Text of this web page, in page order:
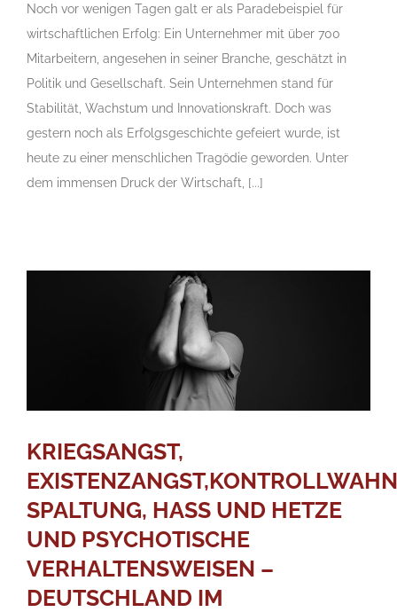
Noch vor wenigen Tagen galt er als Paradebeispiel für
wirtschaftlichen Erfolg: Ein Unternehmer mit über 700
Mitarbeitern, angesehen in seiner Branche, geschätzt in
Politik und Gesellschaft. Sein Unternehmen stand für
Stabilität, Wachstum und Innovationskraft. Doch was
gestern noch als Erfolgsgeschichte gefeiert wurde, ist
heute zu einer menschlichen Tragödie geworden. Unter
dem immensen Druck der Wirtschaft, [...]
KRIEGSANGST,
SPALTUNG, HASS UND HETZE
UND PSYCHOTISCHE
VERHALTENSWEISEN –
DEUTSCHLAND IM